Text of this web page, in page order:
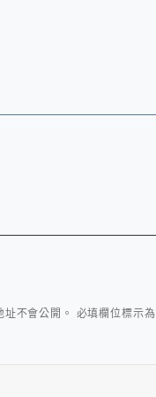
不會公開。 必填欄位標示